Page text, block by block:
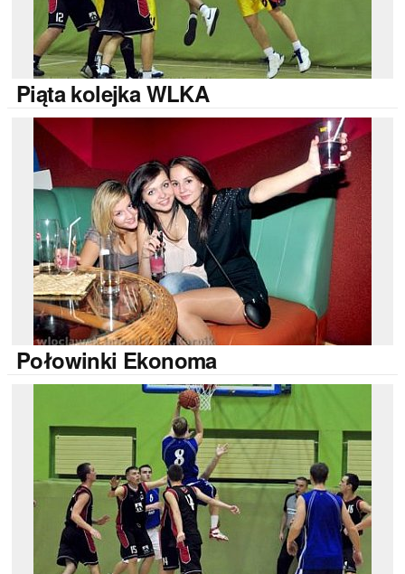
Piątakolejka WLKA
Połowinki Ekonoma